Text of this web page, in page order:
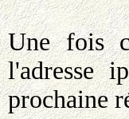
Une fois
l'adresse
prochaine